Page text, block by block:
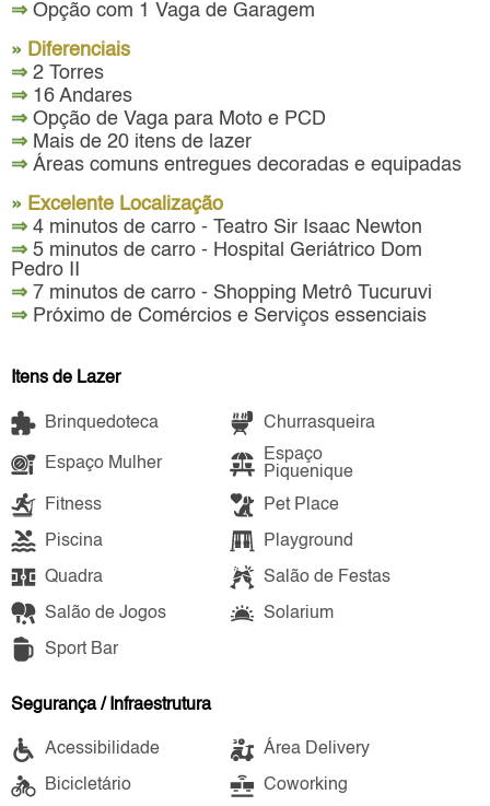
⇒ Opção com 1 Vaga de Garagem
» Diferenciais
⇒ 2 Torres
⇒ 16 Andares
⇒ Opção de Vaga para Moto e PCD
⇒ Mais de 20 itens de lazer
⇒ Áreas comuns entregues decoradas e equipadas
» Excelente Localização
⇒ 4 minutos de carro - Teatro Sir Isaac Newton
⇒ 5 minutos de carro - Hospital Geriátrico Dom
Pedro II
⇒ 7 minutos de carro - Shopping Metrô Tucuruvi
⇒ Próximo de Comércios e Serviços essenciais
Itens de Lazer
Brinquedoteca Churrasqueira
Espaço Mulher
Espaço
Piquenique
Fitness
Pet Place
Piscina Playground
Quadra Salão de Festas
Salão de Jogos Solarium
Sport Bar
Segurança / Infraestrutura
Acessibilidade Área Delivery
Bicicletário Coworking